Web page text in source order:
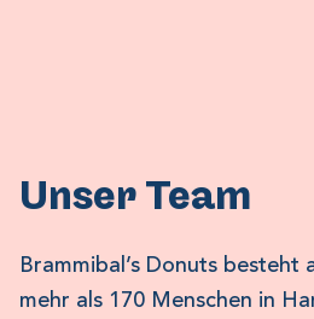
Unser Team
Brammibal’s Donuts besteht
mehr als 170 Menschen in